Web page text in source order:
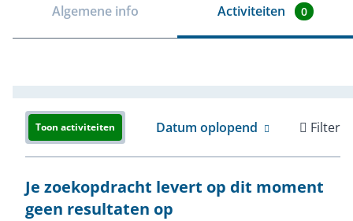
Algemene info Activiteiten 0
Toon activiteiten Datum oplopend Filter
Je zoekopdracht levert op dit moment
geen resultaten op